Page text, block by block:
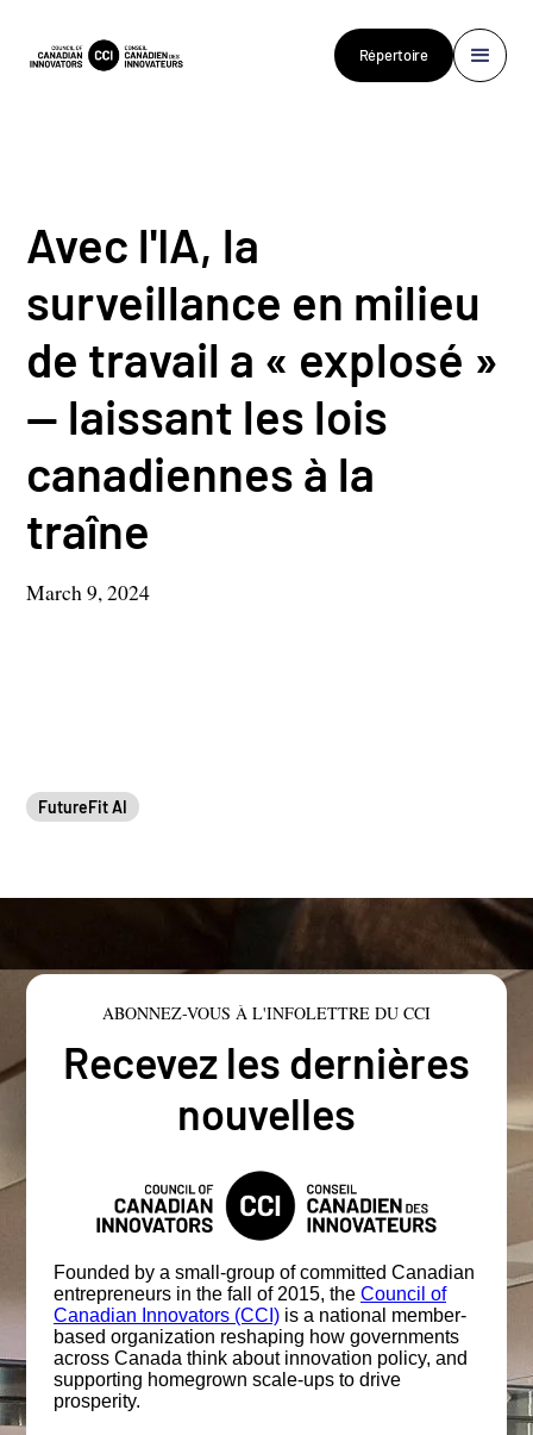
Répertoire
Avec l'IA, la
surveillance en milieu
de travail a « explosé »
— laissant les lois
canadiennes à la
traîne
March 9, 2024
FutureFit AI
ABONNEZ-VOUS À L'INFOLETTRE DU CCI
Recevez les dernières
nouvelles